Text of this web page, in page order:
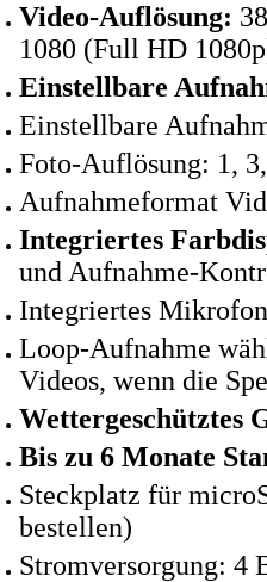
Video-Auflösung:
1080 (Full HD
Einstellbare
Einstellbare
Foto-Auflösung: 1,
Aufnahmeformat
Integriertes
und Aufnahme-
Integriertes
Loop-Aufnahme
Videos, wenn die
Wettergeschütztes
Bis zu 6 Monate
Steckplatz für
bestellen)
Stromversorgung: 4